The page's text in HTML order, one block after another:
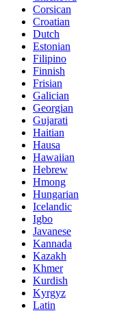
Corsican
Croatian
Dutch
Estonian
Filipino
Finnish
Frisian
Galician
Georgian
Gujarati
Haitian
Hausa
Hawaiian
Hebrew
Hmong
Hungarian
Icelandic
Igbo
Javanese
Kannada
Kazakh
Khmer
Kurdish
Kyrgyz
Latin